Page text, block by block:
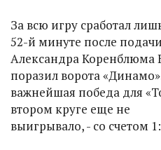
За всю игру сработал
52-й минуте после
Александра Коренблюма
поразил ворота
важнейшая победа для
втором круге еще не
выигрывало, - со счетом